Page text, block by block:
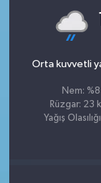
Orta kuvvetli
Nem:
Rüzgar: 23
Yağış